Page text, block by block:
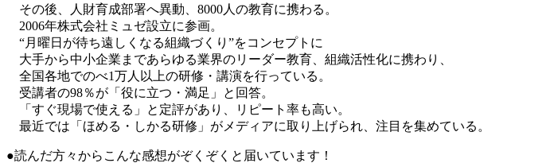
その後、人財育成部署へ異動、8000人の教育に携わる。
2006年株式会社ミュゼ設立に参画。
“月曜日が待ち遠しくなる組織づくり”をコンセプトに
大手から中小企業まであらゆる業界のリーダー教育、組織活性化に携わり、
全国各地でのべ1万人以上の研修・講演を行っている。
受講者の98％が「役に立つ・満足」と回答。
「すぐ現場で使える」と定評があり、リピート率も高い。
最近では「ほめる・しかる研修」がメディアに取り上げられ、注目を集めている。
●読んだ方々からこんな感想がぞくぞくと届いています！